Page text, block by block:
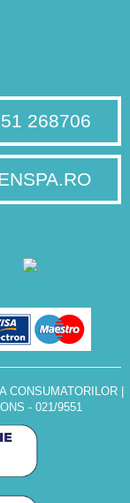
268706
CONSUMATORILOR|
- 021/9551